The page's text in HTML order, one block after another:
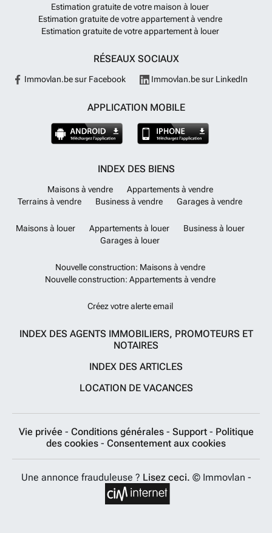
Estimation gratuite de votre maison à louer
Estimation gratuite de votre appartement à vendre
Estimation gratuite de votre appartement à louer
RÉSEAUX SOCIAUX
Immovlan.be sur Facebook Immovlan.be sur LinkedIn
APPLICATION MOBILE
INDEX DES BIENS
Maisons à vendre
Appartements à vendre
Terrains à vendre
Business à vendre Garages à vendre
Maisons à louer Appartements à louer
Business à louer
Garages à louer
Nouvelle construction: Maisons à vendre
Nouvelle construction: Appartements à vendre
Créez votre alerte email
INDEX DES AGENTS IMMOBILIERS, PROMOTEURS ET
NOTAIRES
INDEX DES ARTICLES
LOCATION DE VACANCES
Vie privée - Conditions générales - Support - Politique
des cookies - Consentement aux cookies
Une annonce frauduleuse ? Lisez ceci. © Immovlan -